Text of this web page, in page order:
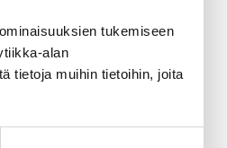
tukemiseen
alan
tietoja muihin tietoihin, joita
Tämä
ja